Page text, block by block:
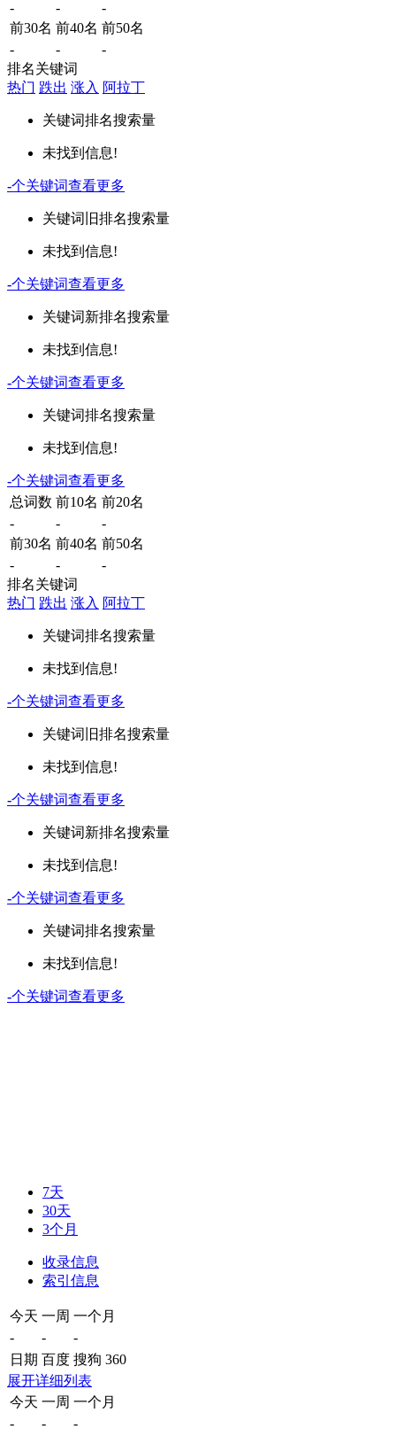
- -
-
前30名 前40名 前50名
-
-
-
排名关键词
热门 跌出 涨入 阿拉丁
关键词排名搜索量
未找到信息!
-个关键词查看更多
关键词 旧排名搜索量
未找到信息!
-个关键词查看更多
关键词新排名搜索量
未找到信息!
-个关键词查看更多
关键词排名搜索量
未找到信息!
-个关键词查看更多
总词数 前10名 前20名
-
-
-
前30名 前40名 前50名
-
-
-
排名关键词
热门 跌出 涨入 阿拉丁
关键词排名搜索量
未找到信息!
-个关键词查看更多
关键词 旧排名搜索量
未找到信息!
-个关键词查看更多
关键词新排名搜索量
未找到信息!
-个关键词查看更多
关键词排名搜索量
未找到信息!
-个关键词查看更多
7天
30天
3个月
收录信息
索引信息
今天 一周 一个月
-
-
-
日期 百度 搜狗 360
展开详细列表
今天 一周 一个月
-
-
-